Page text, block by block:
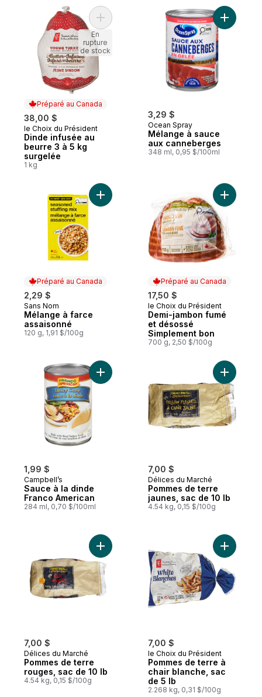
Préparé au Canada
38,00 $
Préparé au Canada
le Choix du Président
Dinde infusée au
beurre 3 à 5 kg
surgelée
1 kg
Ajouter Dinde infusée au beurre 3 à 5 kg
En
rupture
de stock
3,29 $
Ocean Spray
Mélange à sauce
aux canneberges
348 ml, 0,95 $/100ml
Ajouter
Préparé au Canada
2,29 $
Préparé au Canada
Sans Nom
Mélange à farce
assaisonné
120 g, 1,91 $/100g
Ajouter Mélange à farce assaisonné au
Préparé au Canada
17,50 $
Préparé au Canada
le Choix du Président
Demi-jambon fumé
et désossé
Simplement bon
700 g, 2,50 $/100g
Ajouter
1,99 $
Campbell’s
Sauce à la dinde
Franco American
284 ml, 0,70 $/100ml
Ajouter Sauce à la dinde Franco
7,00 $
Délices du Marché
Pommes de terre
jaunes, sac de 10 lb
4.54 kg, 0,15 $/100g
Ajouter
7,00 $
Délices du Marché
Pommes de terre
rouges, sac de 10 lb
4.54 kg, 0,15 $/100g
Ajouter Pommes de terre rouges, sac de
7,00 $
le Choix du Président
Pommes de terre à
chair blanche, sac
de 5 lb
2.268 kg, 0,31 $/100g
Ajouter